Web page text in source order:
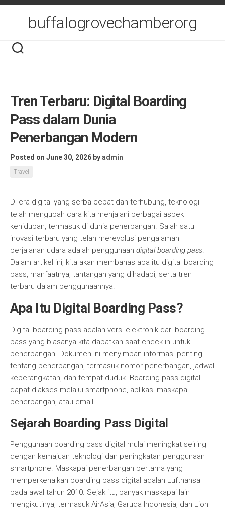
Skip
buffalogrovechamberorg
Tren Terbaru: Digital Boarding
Pass dalam Dunia
Penerbangan Modern
Posted on June 30, 2026 byadmin
Travel
Di era digital yang serba cepat dan terhubung, teknologi
telah mengubah cara kita menjalani berbagai aspek
kehidupan, termasuk di dunia penerbangan. Salah satu
inovasi terbaru yang telah merevolusi pengalaman
perjalanan udara adalah penggunaan digital boarding pass.
Dalam artikel ini, kita akan membahas apa itu digital boarding
pass, manfaatnya, tantangan yang dihadapi, serta tren
terbaru dalam penggunaannya.
Apa Itu Digital Boarding Pass?
Digital boarding pass adalah versi elektronik dari boarding
pass yang biasanya kita dapatkan saat check-in untuk
penerbangan. Dokumen ini menyimpan informasi penting
tentang penerbangan, termasuk nomor penerbangan, jadwal
keberangkatan, dan tempat duduk. Boarding pass digital
dapat diakses melalui smartphone, aplikasi maskapai
penerbangan, atau email.
Sejarah Boarding Pass Digital
Penggunaan boarding pass digital mulai meningkat seiring
dengan kemajuan teknologi dan peningkatan penggunaan
smartphone. Maskapai penerbangan pertama yang
memperkenalkan boarding pass digital adalah Lufthansa
pada awal tahun 2010. Sejak itu, banyak maskapai lain
mengikutinya, termasuk AirAsia, Garuda Indonesia, dan Lion